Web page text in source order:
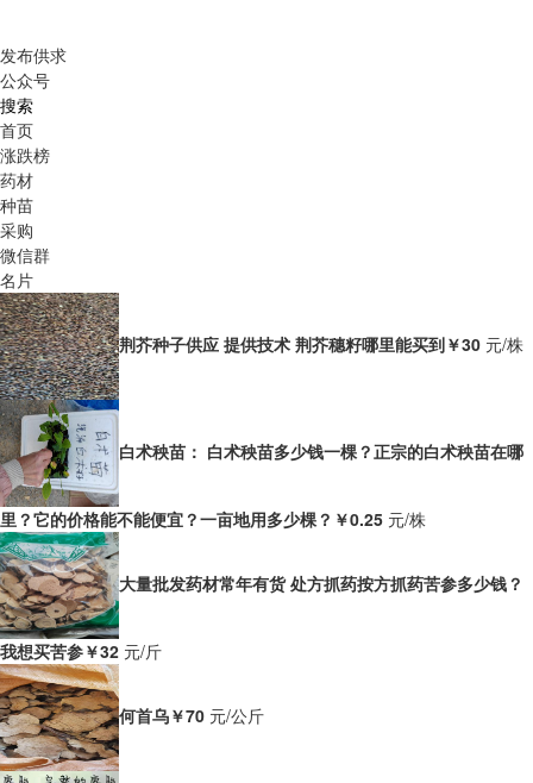
发布供求
公众号
搜索
首页
涨跌榜
药材
种苗
采购
微信群
名片
荆芥种子供应 提供技术 荆芥穗籽哪里能买到￥30 元/株
白术秧苗： 白术秧苗多少钱一棵？正宗的白术秧苗在哪
里？它的价格能不能便宜？一亩地用多少棵？ ￥0.25 元/株
大量批发药材常年有货 处方抓药按方抓药苦参多少钱？
我想买苦参￥32 元/斤
何首乌￥70 元/公斤